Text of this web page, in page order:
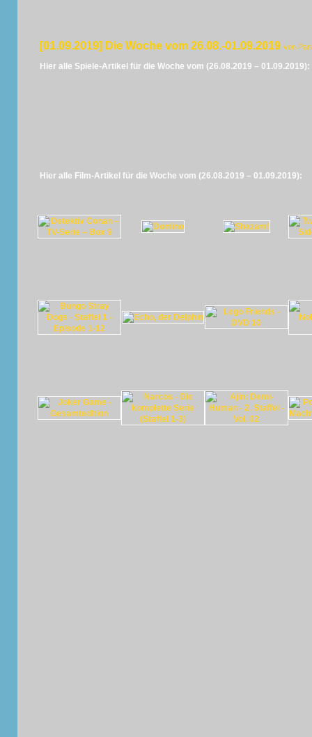
[01.09.2019] Die Woche vom 26.08.-01.09.2019 von
Hier alle Spiele-Artikel für die Woche vom (26.08.2019 – 01.09.2019):
Hier alle Film-Artikel für die Woche vom (26.08.2019 – 01.09.2019):